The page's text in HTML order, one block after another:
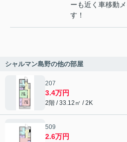
ーも近く車移動
す！
シャルマン島野の他の部屋
207
3.4万円
2階 / 33.12㎡ / 2K
509
2.6万円